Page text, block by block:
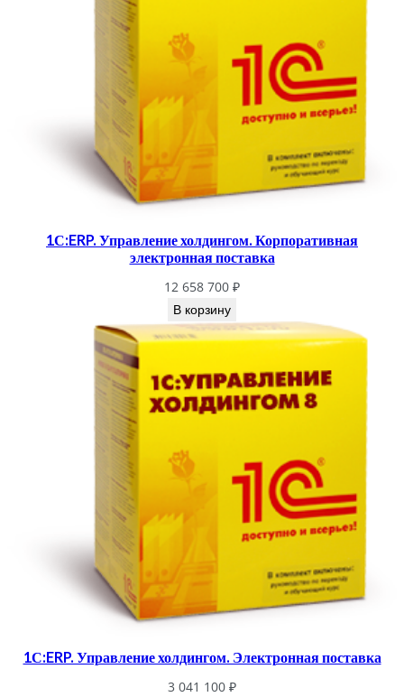
1С:ERP. Управление холдингом. Корпоративная
электронная поставка
12 658 700 ₽
В корзину
1С:ERP. Управление холдингом. Электронная поставка
3 041 100 ₽